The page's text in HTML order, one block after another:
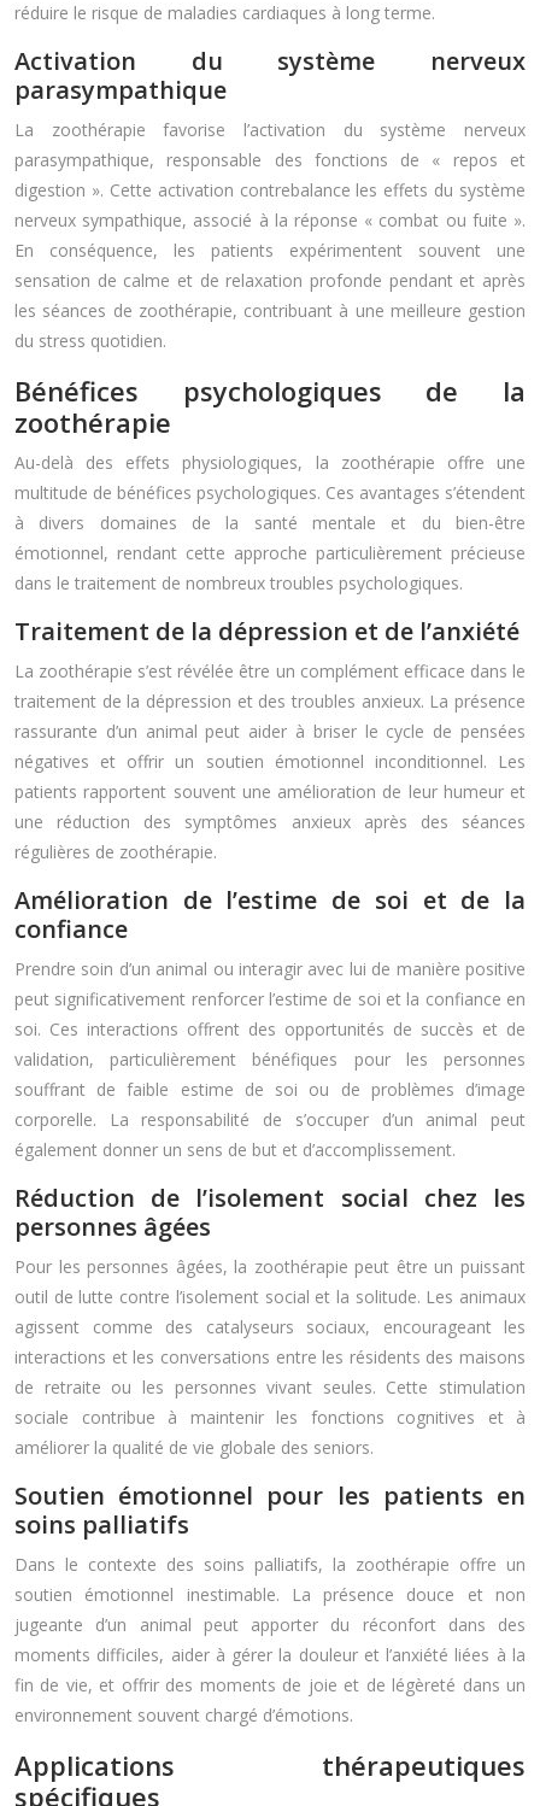
réduire le risque de maladies cardiaques à long terme.
Activation du système nerveux
parasympathique
La zoothérapie favorise l’activation du système nerveux
parasympathique, responsable des fonctions de « repos et
digestion ». Cette activation contrebalance les effets du système
nerveux sympathique, associé à la réponse « combat ou fuite ».
En conséquence, les patients expérimentent souvent une
sensation de calme et de relaxation profonde pendant et après
les séances de zoothérapie, contribuant à une meilleure gestion
du stress quotidien.
Bénéfices psychologiques de la
zoothérapie
Au-delà des effets physiologiques, la zoothérapie offre une
multitude de bénéfices psychologiques. Ces avantages s’étendent
à divers domaines de la santé mentale et du bien-être
émotionnel, rendant cette approche particulièrement précieuse
dans le traitement de nombreux troubles psychologiques.
Traitement de la dépression et de l’anxiété
La zoothérapie s’est révélée être un complément efficace dans le
traitement de la dépression et des troubles anxieux. La présence
rassurante d’un animal peut aider à briser le cycle de pensées
négatives et offrir un soutien émotionnel inconditionnel. Les
patients rapportent souvent une amélioration de leur humeur et
une réduction des symptômes anxieux après des séances
régulières de zoothérapie.
Amélioration de l’estime de soi et de la
confiance
Prendre soin d’un animal ou interagir avec lui de manière positive
peut significativement renforcer l’estime de soi et la confiance en
soi. Ces interactions offrent des opportunités de succès et de
validation, particulièrement bénéfiques pour les personnes
souffrant de faible estime de soi ou de problèmes d’image
corporelle. La responsabilité de s’occuper d’un animal peut
également donner un sens de but et d’accomplissement.
Réduction de l’isolement social chez les
personnes âgées
Pour les personnes âgées, la zoothérapie peut être un puissant
outil de lutte contre l’isolement social et la solitude. Les animaux
agissent comme des catalyseurs sociaux, encourageant les
interactions et les conversations entre les résidents des maisons
de retraite ou les personnes vivant seules. Cette stimulation
sociale contribue à maintenir les fonctions cognitives et à
améliorer la qualité de vie globale des seniors.
Soutien émotionnel pour les patients en
soins palliatifs
Dans le contexte des soins palliatifs, la zoothérapie offre un
soutien émotionnel inestimable. La présence douce et non
jugeante d’un animal peut apporter du réconfort dans des
moments difficiles, aider à gérer la douleur et l’anxiété liées à la
fin de vie, et offrir des moments de joie et de légèreté dans un
environnement souvent chargé d’émotions.
Applications thérapeutiques
spécifiques